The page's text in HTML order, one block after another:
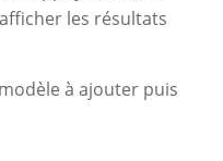
les résultats
à ajouter puis